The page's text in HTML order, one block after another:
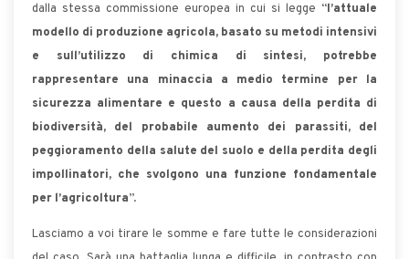
dalla stessa commissione europea in cui si legge “l’attuale
modello di produzione agricola, basato su metodi intensivi
e sull’utilizzo di chimica di sintesi, potrebbe
rappresentare una minaccia a medio termine per la
sicurezza alimentare e questo a causa della perdita di
biodiversità, del probabile aumento dei parassiti, del
peggioramento della salute del suolo e della perdita degli
impollinatori, che svolgono una funzione fondamentale
per l’agricoltura”.
Lasciamo a voi tirare le somme e fare tutte le considerazioni